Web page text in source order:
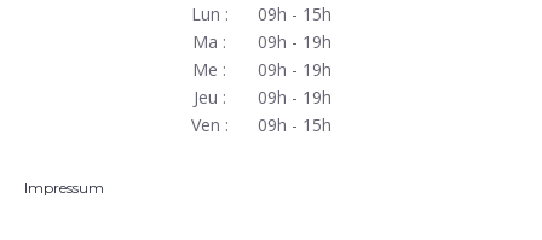
Lun :
09h - 15h
Ma :
09h - 19h
Me :
09h - 19h
Jeu :
09h - 19h
Ven :
09h - 15h
Impressum